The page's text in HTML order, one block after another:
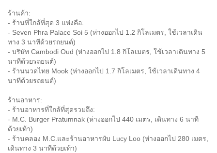
ร้านค้า:
- ร้านที่ใกล้ที่สุด 3 แห่งคือ:
- Seven Phra Palace Soi 5 (ห่างออกไป 1.2 กิโลเมตร, ใช้เวลาเดิน
ทาง 3 นาทีด้วยรถยนต์)
- บริษัท Cambodi Oud (ห่างออกไป 1.8 กิโลเมตร, ใช้เวลาเดินทาง 5
นาทีด้วยรถยนต์)
- ร้านนวดไทย Mook (ห่างออกไป 1.7 กิโลเมตร, ใช้เวลาเดินทาง 4
นาทีด้วยรถยนต์)
ร้านอาหาร:
- ร้านอาหารที่ใกล้ที่สุดรวมถึง:
- M.C. Burger Pratumnak (ห่างออกไป 440 เมตร, เดินทาง 6 นาที
ด้วยเท้า)
- ร้านคลอง M.C.และร้านอาหารผับ Lucy Loo (ห่างออกไป 280 เมตร,
เดินทาง 3 นาทีด้วยเท้า)